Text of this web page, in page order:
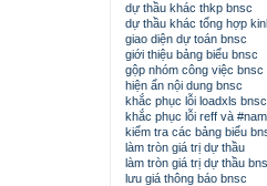
dự thầu khác thkp bnsc
dự thầu khác tổng hợp
giao diện dự toán bnsc
giới thiệu bảng biểu bnsc
gộp nhóm công việc bnsc
hiện ẩn nội dung bnsc
khắc phục lỗi loadxls bnsc
khắc phục lỗi reff và
kiểm tra các bảng biểu
làm tròn giá trị dự thầu
làm tròn giá trị dự thầu
lưu giá thông báo bnsc